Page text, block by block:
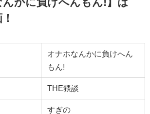
オナホなんかに負けへん
もん!
THE猥談
すぎの